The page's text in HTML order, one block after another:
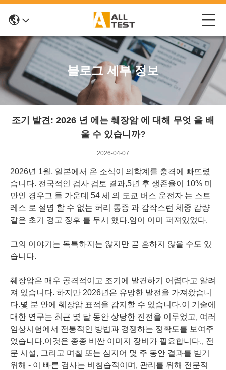
블로그 세부 정보
조기 발견: 2026 년 에는 췌장암 에 대해 무엇 을 배
울 수 있습니까?
2026-04-07
2026년 1월, 일본에서 온 소식이 의학계를 충격에 빠뜨렸
습니다. 전국적인 검사 검토 결과,5년 후 생존율이 10% 미
만인 경우그 들 가운데 54 세 의 도쿄 버스 운전자 는 스트
레스 로 설명 할 수 없는 허리 통증 과 갑작스런 체중 감량
같은 초기 경고 징후 를 무시 했다.암이 이미 퍼져있었다.
그의 이야기는 독특하지는 않지만 곧 흔하지 않을 수도 있
습니다.
췌장암은 매우 공격적이고 조기에 발견하기 어렵다고 알려
져 있습니다. 하지만 2026년은 유망한 발전을 가져왔습니
다.몇 분 안에 췌장암 표적을 감지할 수 있습니다.이 기술에
대한 연구는 최근 몇 달 동안 상당한 진전을 이루었고, 여러
임상시험에서 전통적인 방법과 경쟁하는 정확도를 보여주
었습니다.이것은 종종 비싼 이미지 장비가 필요합니다., 전
문 시설, 그리고 며칠 또는 심지어 몇 주 동안 결과를 받기
위해 - 이 빠른 검사는 비침습적이며, 관리를 위해 전문적